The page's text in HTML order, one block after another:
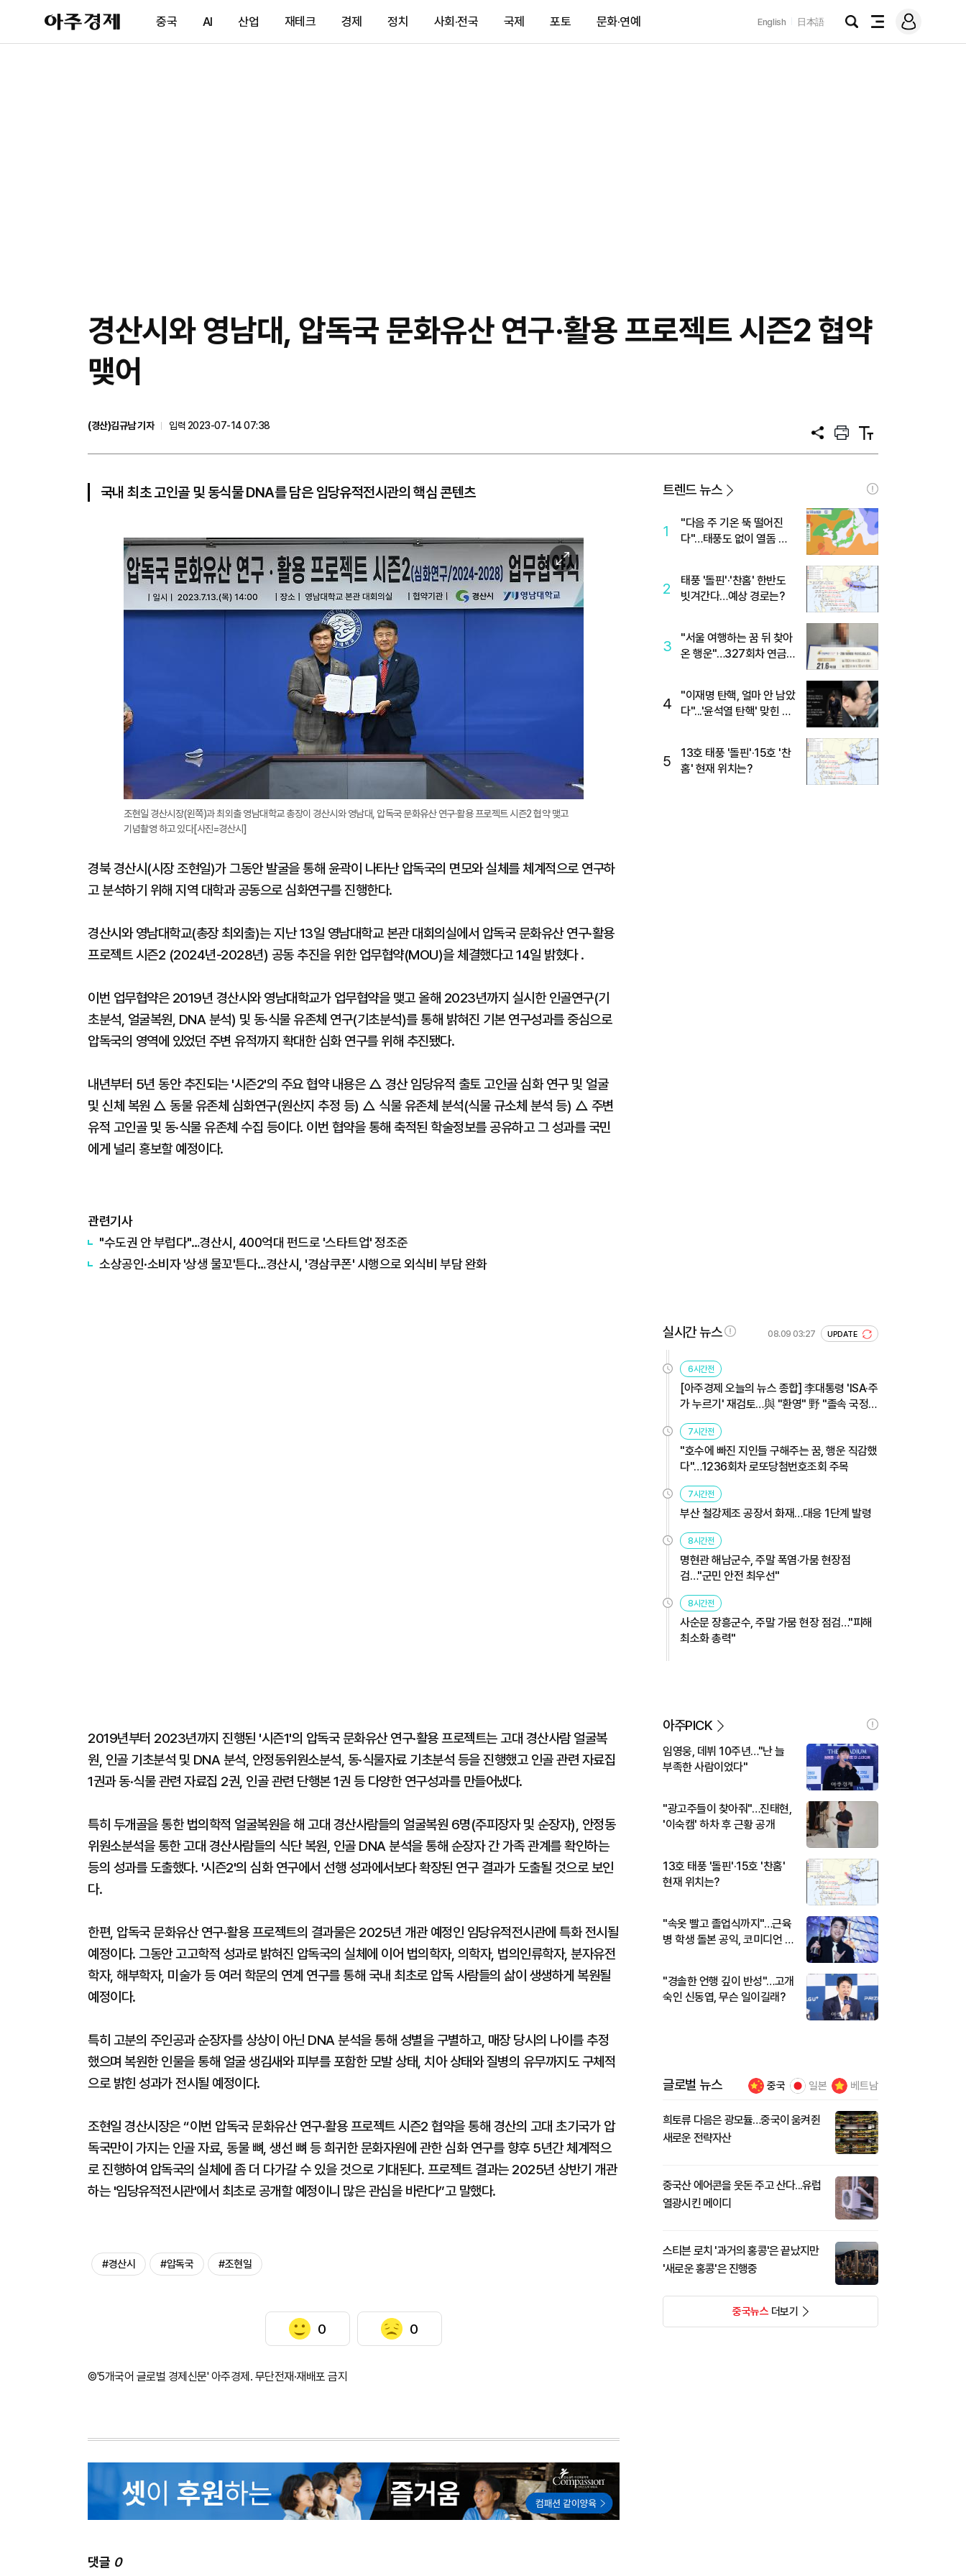
아
주
제
중국 AI 산업 재테크 경제 정치 사회·전국 국제 포토 문화·연예 English 日本語
검
전
메
그
경산시와 영남대, 압독국 문화유산 연구·활용 프로젝트 시즌2 협약
맺어
(경산)김규남 기자
입력 2023-07-14 07:38
공
프
트
텍
트
국내 최초 고인골 및 동식물 DNA를 담은 임당유적전시관의 핵심 콘텐츠
이
미
지
확
조현일 경산시장(왼쪽)과 최외출 영남대학교 총장이 경산시와 영남대, 압독국 문화유산 연구·활용 프로젝트 시즌2 협약 맺고
기념촬영 하고 있다[사진=경산시]
경북 경산시(시장 조현일)가 그동안 발굴을 통해 윤곽이 나타난 압독국의 면모와 실체를 체계적으로 연구하
고 분석하기 위해 지역 대학과 공동으로 심화연구를 진행한다.
경산시와 영남대학교(총장 최외출)는 지난 13일 영남대학교 본관 대회의실에서 압독국 문화유산 연구·활용
프로젝트 시즌2 (2024년-2028년) 공동 추진을 위한 업무협약(MOU)을 체결했다고 14일 밝혔다 .
이번 업무협약은 2019년 경산시와 영남대학교가 업무협약을 맺고 올해 2023년까지 실시한 인골연구(기
초분석, 얼굴복원, DNA 분석) 및 동·식물 유존체 연구(기초분석)를 통해 밝혀진 기본 연구성과를 중심으로
압독국의 영역에 있었던 주변 유적까지 확대한 심화 연구를 위해 추진됐다.
내년부터 5년 동안 추진되는 '시즌2'의 주요 협약 내용은 △ 경산 임당유적 출토 고인골 심화 연구 및 얼굴
및 신체 복원 △ 동물 유존체 심화연구(원산지 추정 등) △ 식물 유존체 분석(식물 규소체 분석 등) △ 주변
유적 고인골 및 동·식물 유존체 수집 등이다. 이번 협약을 통해 축적된 학술정보를 공유하고 그 성과를 국민
에게 널리 홍보할 예정이다.
관련기사
"수도권 안 부럽다"…경산시, 400억대 펀드로 '스타트업' 정조준
소상공인·소비자 '상생 물꼬'튼다…경산시, '경삼쿠폰' 시행으로 외식비 부담 완화
2019년부터 2023년까지 진행된 '시즌1'의 압독국 문화유산 연구·활용 프로젝트는 고대 경산사람 얼굴복
원, 인골 기초분석 및 DNA 분석, 안정동위원소분석, 동·식물자료 기초분석 등을 진행했고 인골 관련 자료집
1권과 동·식물 관련 자료집 2권, 인골 관련 단행본 1권 등 다양한 연구성과를 만들어냈다.
특히 두개골을 통한 법의학적 얼굴복원을 해 고대 경산사람들의 얼굴복원 6명(주피장자 및 순장자), 안정동
위원소분석을 통한 고대 경산사람들의 식단 복원, 인골 DNA 분석을 통해 순장자 간 가족 관계를 확인하는
등의 성과를 도출했다. '시즌2'의 심화 연구에서 선행 성과에서보다 확장된 연구 결과가 도출될 것으로 보인
다.
한편, 압독국 문화유산 연구·활용 프로젝트의 결과물은 2025년 개관 예정인 임당유적전시관에 특화 전시될
예정이다. 그동안 고고학적 성과로 밝혀진 압독국의 실체에 이어 법의학자, 의학자, 법의인류학자, 분자유전
학자, 해부학자, 미술가 등 여러 학문의 연계 연구를 통해 국내 최초로 압독 사람들의 삶이 생생하게 복원될
예정이다.
특히 고분의 주인공과 순장자를 상상이 아닌 DNA 분석을 통해 성별을 구별하고, 매장 당시의 나이를 추정
했으며 복원한 인물을 통해 얼굴 생김새와 피부를 포함한 모발 상태, 치아 상태와 질병의 유무까지도 구체적
으로 밝힌 성과가 전시될 예정이다.
조현일 경산시장은 “이번 압독국 문화유산 연구·활용 프로젝트 시즌2 협약을 통해 경산의 고대 초기국가 압
독국만이 가지는 인골 자료, 동물 뼈, 생선 뼈 등 희귀한 문화자원에 관한 심화 연구를 향후 5년간 체계적으
로 진행하여 압독국의 실체에 좀 더 다가갈 수 있을 것으로 기대된다. 프로젝트 결과는 2025년 상반기 개관
하는 '임당유적전시관'에서 최초로 공개할 예정이니 많은 관심을 바란다”고 말했다.
#경산시 #압독국 #조현일
0 0
©'5개국어 글로벌 경제신문' 아주경제. 무단전재·재배포 금지
댓글 0
트렌드 뉴스
1
"다음 주 기온 뚝 떨어진
다"…태풍도 없이 열돔 박
2
태풍 '돌핀'·'찬홈' 한반도
빗겨간다…예상 경로는?
3
"서울 여행하는 꿈 뒤 찾아
온 행운"…327회차 연금
4
"이재명 탄핵, 얼마 안 남았
다"...'윤석열 탄핵' 맞힌 무
5
13호 태풍 '돌핀'·15호 '찬
홈' 현재 위치는?
실시간 뉴스 08.09 03:27 UPDATE
6시간전
[아주경제 오늘의 뉴스 종합] 李대통령 'ISA·주
가 누르기' 재검토…與 "환영" 野 "졸속 국정"
外
7시간전
"호수에 빠진 지인들 구해주는 꿈, 행운 직감했
다"…1236회차 로또당첨번호조회 주목
7시간전
부산 철강제조 공장서 화재…대응 1단계 발령
8시간전
명현관 해남군수, 주말 폭염·가뭄 현장점
검…"군민 안전 최우선"
8시간전
사순문 장흥군수, 주말 가뭄 현장 점검…"피해
최소화 총력"
아주PICK
임영웅, 데뷔 10주년…"난 늘
부족한 사람이었다"
"광고주들이 찾아줘"…진태현,
'이숙캠' 하차 후 근황 공개
13호 태풍 '돌핀'·15호 '찬홈'
현재 위치는?
"속옷 빨고 졸업식까지"…근육
병 학생 돌본 공익, 코미디언 김
"경솔한 언행 깊이 반성"…고개
숙인 신동엽, 무슨 일이길래?
글로벌 뉴스 중국 일본 베트남
희토류 다음은 광모듈…중국이 움켜쥔
새로운 전략자산
중국산 에어콘을 웃돈 주고 산다...유럽
열광시킨 메이디
스티븐 로치 '과거의 홍콩'은 끝났지만
'새로운 홍콩'은 진행중
중국뉴스더보기